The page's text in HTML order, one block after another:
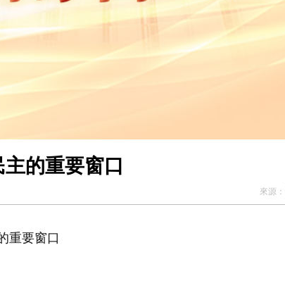
的重要窗口
來源：
重要窗口